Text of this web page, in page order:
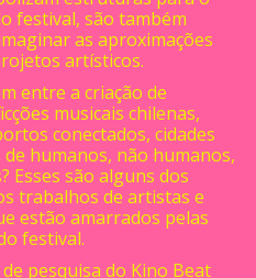
festival, são também
as aproximações
artísticos.
entre a criação de
musicais chilenas,
conectados, cidades
humanos, não humanos,
Esses são alguns dos
trabalhos de artistas e
estão amarrados pelas
festival.
pesquisa do Kino Beat